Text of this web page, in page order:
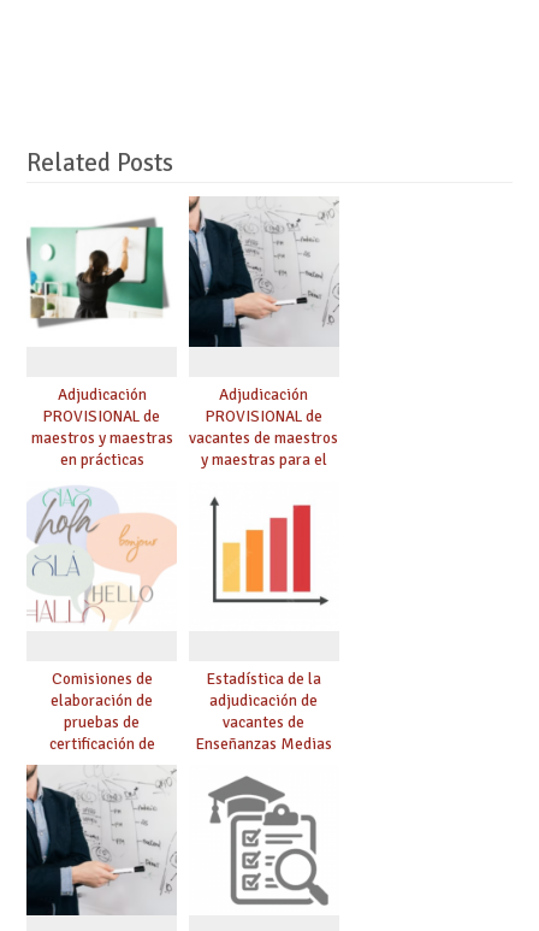
Related Posts
Adjudicación
PROVISIONAL de
maestros y maestras
en prácticas
Adjudicación
PROVISIONAL de
vacantes de maestros
y maestras para el
Comisiones de
elaboración de
pruebas de
certificación de
competencia
lingüística: publicada
resolución definitiva
Estadística de la
adjudicación de
vacantes de
Enseñanzas Medias